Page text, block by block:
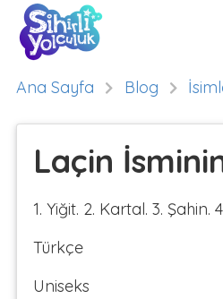
Ana Sayfa Blog
Laçin
1. Yiğit. 2. Kartal. 3. Şahin.
Türkçe
Uniseks